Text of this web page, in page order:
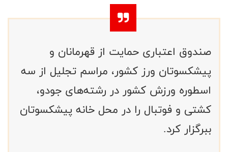
صندوق اعتباری حمایت از قهرمانان و
پیشکسوتان ورز کشور، مراسم تجلیل از سه
اسطوره ورزش کشور در رشته‌های جودو،
کشتی و فوتبال را در محل خانه پیشکسوتان
ببرگزار کرد.